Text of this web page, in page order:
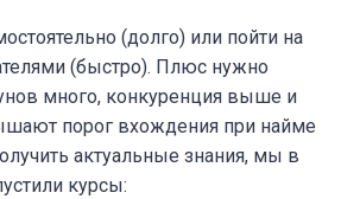
(долго) или пойти на
(быстро). Плюс нужно
много, конкуренция выше и
порог вхождения при найме
актуальные знания, мы в
курсы: